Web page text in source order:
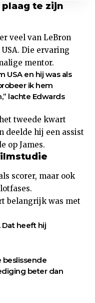
te zijn
veel van LeBron
Die ervaring
mentor.
USA en hij was als
ik hem
lachte Edwards
tweede kwart
deelde hij een assist
op James.
scorer, maar ook
belangrijk was met
Dat heeft hij
beslissende
beter dan